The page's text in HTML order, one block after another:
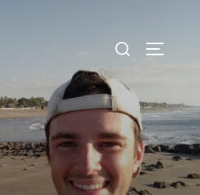
Rechercher :